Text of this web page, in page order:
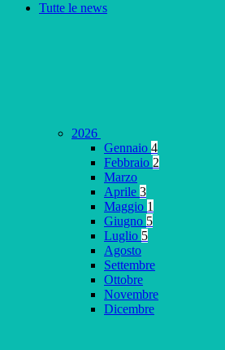
Tutte le news
2026
Gennaio 4
Febbraio 2
Marzo
Aprile 3
Maggio 1
Giugno 5
Luglio 5
Agosto
Settembre
Ottobre
Novembre
Dicembre